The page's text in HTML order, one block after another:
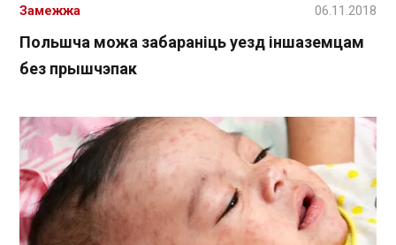
Польшча можа забараніць уезд іншаземцам
без прышчэпак
Замежжа 06.11.2018